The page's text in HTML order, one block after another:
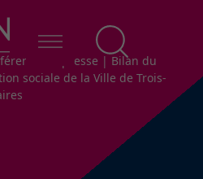
de presse | Bilan du
sociale de la Ville de Trois-